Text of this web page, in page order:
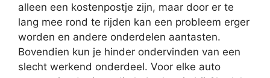
alleen een kostenpostje zijn, maar door er te
lang mee rond te rijden kan een probleem erger
worden en andere onderdelen aantasten.
Bovendien kun je hinder ondervinden van een
slecht werkend onderdeel. Voor elke auto